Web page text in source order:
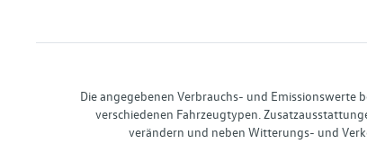
Die angegebenen Verbrauchs- und Emissionswerte
verschiedenen Fahrzeugtypen.
verändern und neben Witterungs- und